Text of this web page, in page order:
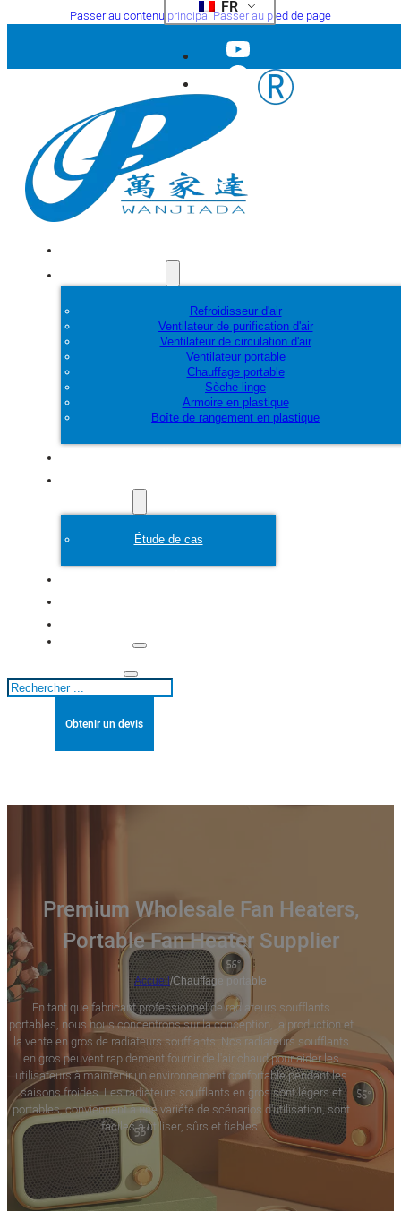
Passer au contenu principalPasser au pied de page
FR
Refroidisseur d'air
Ventilateur de purification d'air
Ventilateur de circulation d'air
Ventilateur portable
Chauffage portable
Sèche-linge
Armoire en plastique
Boîte de rangement en plastique
Étude de cas
Rechercher
Obtenir un devis
Premium Wholesale Fan Heaters,
Portable Fan Heater Supplier
Accueil /Chauffage portable
En tant que fabricant professionnel de radiateurs soufflants
portables, nous nous concentrons sur la conception, la production et
la vente en gros de radiateurs soufflants. Nos radiateurs soufflants
en gros peuvent rapidement fournir de l'air chaud pour aider les
utilisateurs à maintenir un environnement confortable pendant les
saisons froides. Les radiateurs soufflants en gros sont légers et
portables, conviennent à une variété de scénarios d'utilisation, sont
faciles à utiliser, sûrs et fiables.